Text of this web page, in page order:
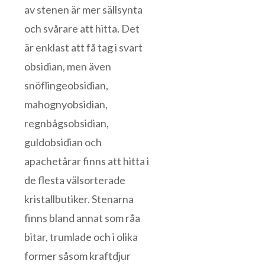
av stenen är mer sällsynta
och svårare att hitta. Det
är enklast att få tag i svart
obsidian, men även
snöflingeobsidian,
mahognyobsidian,
regnbågsobsidian,
guldobsidian och
apachetårar finns att hitta i
de flesta välsorterade
kristallbutiker. Stenarna
finns bland annat som råa
bitar, trumlade och i olika
former såsom kraftdjur